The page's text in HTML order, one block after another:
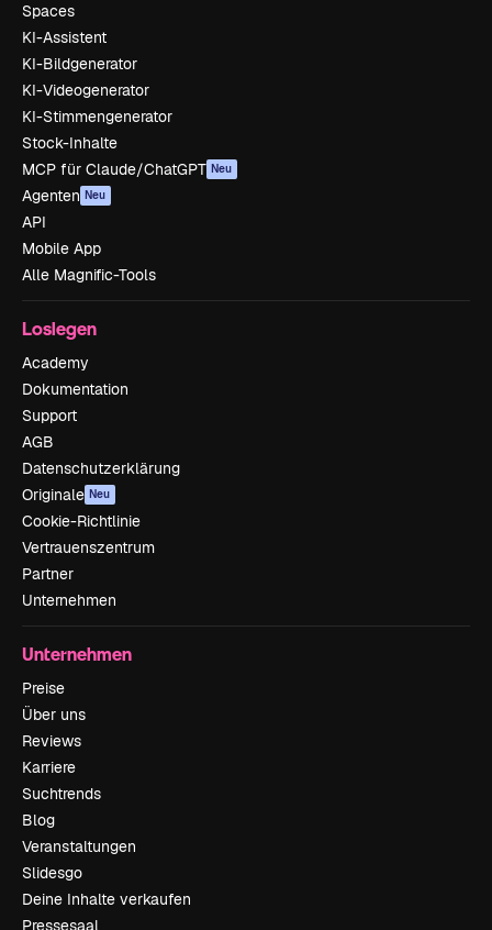
Spaces
KI-Assistent
KI-Bildgenerator
KI-Videogenerator
KI-Stimmengenerator
Stock-Inhalte
MCP für Claude/ChatGPT Neu
Agenten Neu
API
Mobile App
Alle Magnific-Tools
Loslegen
Academy
Dokumentation
Support
AGB
Datenschutzerklärung
Originale Neu
Cookie-Richtlinie
Vertrauenszentrum
Partner
Unternehmen
Unternehmen
Preise
Über uns
Reviews
Karriere
Suchtrends
Blog
Veranstaltungen
Slidesgo
Deine Inhalte verkaufen
Pressesaal